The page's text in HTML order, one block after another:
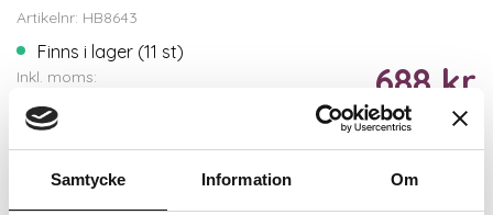
Samtycke Information Om
Artikelnr: HB8643
Finns i lager (11 st)
Inkl. moms: 688 kr
Lägg i varukorgen